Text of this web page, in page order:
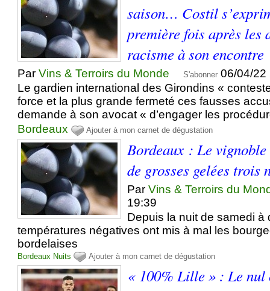
saison… Costil
première fois après les
racisme à son encontre
ParVins & Terroirs du Monde S'abonner 06/04/22
Le gardien international des Girondins «
force et la plus grande fermeté ces fausses
demande à son avocat « d’engager les
Bordeaux
Ajouter à mon carnet de dégustation
Bordeaux : Le vignoble
de grosses gelées trois
ParVins & Terroirs du
19:39
Depuis la nuit de samedi à
températures négatives ont mis à mal les
bordelaises
Bordeaux Nuits Ajouter à mon carnet de dégustation
« 100% Lille » : Le nul